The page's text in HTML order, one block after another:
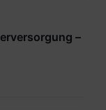
–